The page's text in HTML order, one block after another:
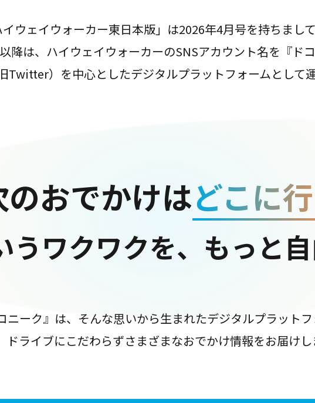
ウェイウォーカー東日本版」は2026年4月号を持ちまし
降は、ハイウェイウォーカーのSNSアカウント名を『ド
Twitter）を中心としたデジタルプラットフォームとして
のおでかけはどこに
うワクワクを、もっと
ニーク』は、そんな思いから生まれたデジタルプラット
ドライブにこだわらずさまざまなおでかけ情報をお届け